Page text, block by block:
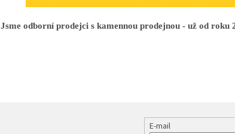
Jsme odborní prodejci s kamennou prodejnou - už od roku
E-mail